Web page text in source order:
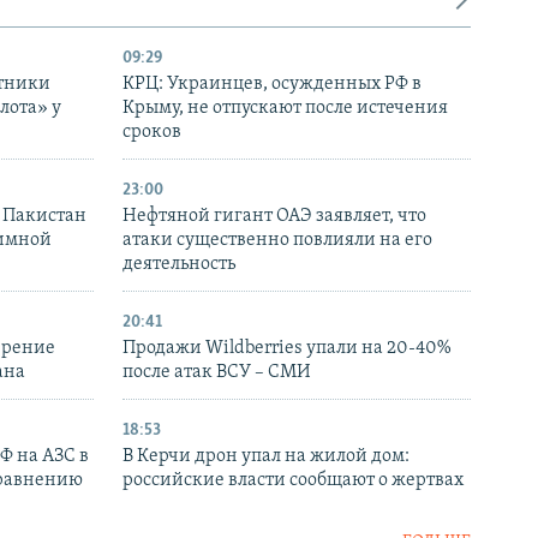
у
09:29
КРЦ: Украинцев, осужденных РФ в
Крыму, не отпускают после истечения
сроков
23:00
Нефтяной гигант ОАЭ заявляет, что
атаки существенно повлияли на его
деятельность
20:41
Продажи Wildberries упали на 20-40%
после атак ВСУ – СМИ
на АЗС в
18:53
В Керчи дрон упал на жилой дом:
российские власти сообщают о жертвах